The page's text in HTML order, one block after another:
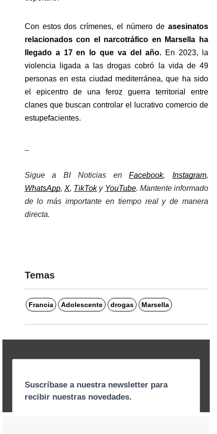
Con estos dos crímenes, el número de asesinatos
relacionados con el narcotráfico en Marsella ha
llegado a 17 en lo que va del año. En 2023, la
violencia ligada a las drogas cobró la vida de 49
personas en esta ciudad mediterránea, que ha sido
el epicentro de una feroz guerra territorial entre
clanes que buscan controlar el lucrativo comercio de
estupefacientes.
Sigue a BI Noticias en Facebook, Instagram,
WhatsApp, X, TikTok y YouTube. Mantente informado
de lo más importante en tiempo real y de manera
directa.
Temas
Francia Adolescente drogas Marsella